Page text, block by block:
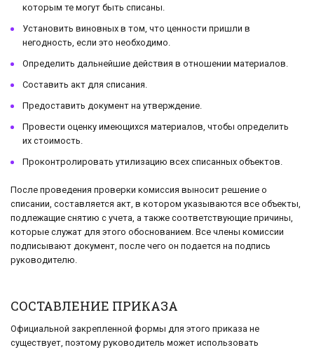
которым те могут быть списаны.
Установить виновных в том, что ценности пришли в
негодность, если это необходимо.
Определить дальнейшие действия в отношении материалов.
Составить акт для списания.
Предоставить документ на утверждение.
Провести оценку имеющихся материалов, чтобы определить
их стоимость.
Проконтролировать утилизацию всех списанных объектов.
После проведения проверки комиссия выносит решение о
списании, составляется акт, в котором указываются все объекты,
подлежащие снятию с учета, а также соответствующие причины,
которые служат для этого обоснованием. Все члены комиссии
подписывают документ, после чего он подается на подпись
руководителю.
СОСТАВЛЕНИЕ ПРИКАЗА
Официальной закрепленной формы для этого приказа не
существует, поэтому руководитель может использовать